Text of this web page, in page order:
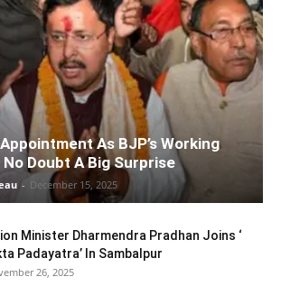
As BJP’s Working
Doubt A Big Surprise
- December 15, 2025
Minister Dharmendra Pradhan Joins ‘
Padayatra’ In Sambalpur
26, 2025